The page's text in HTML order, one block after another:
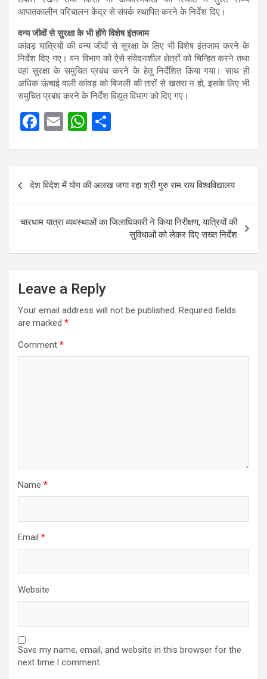
आपातकालीन परिचालन केंद्र से संपर्क स्थापित करने के निर्देश दिए।
वन्य जीवों से सुरक्षा के भी होंगे विशेष इंतजाम
कांवड़ यात्रियों की वन्य जीवों से सुरक्षा के लिए भी विशेष इंतजाम करने के
निर्देश दिए गए। वन विभाग को ऐसे संवेदनशील क्षेत्रों को चिन्हित करने तथा
वहां सुरक्षा के समुचित प्रबंध करने के हेतु निर्देशित किया गया। साथ ही
अधिक ऊंचाई वाली कांवड़ को बिजली की तारों से खतरा न हो, इसके लिए भी
समुचित प्रबंध करने के निर्देश विद्युत विभाग को दिए गए।
F
b
o
o
E
W
s
A
p
e
Post
देश विदेश में योग की अलख जगा रहा श्री गुरु राम राय विश्वविद्यालय
चारधाम यात्रा व्यवस्थाओं का जिलाधिकारी ने किया निरीक्षण, यात्रियों की
सुविधाओं को लेकर दिए सख्त निर्देश
Leave a Reply
Your email address will not be published. Required fields
are marked *
Comment *
Name *
Email *
Website
Save my name, email, and website in this browser for the
next time I comment.